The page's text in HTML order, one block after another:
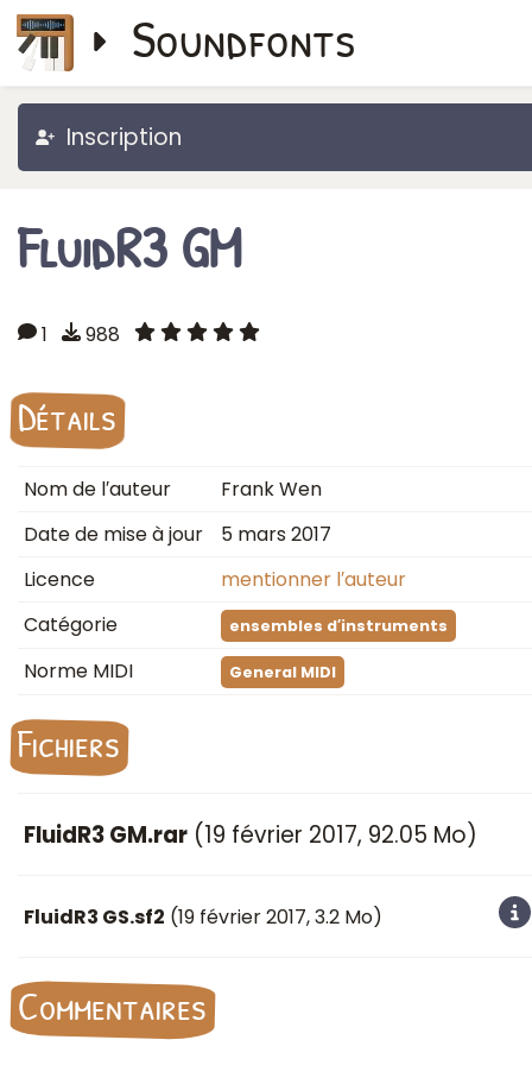
Soundfonts
Inscription
FluidR3 GM
1 988
Détails
Nom de l′auteur
Frank Wen
Date de mise à jour
5 mars 2017
Licence
mentionner l′auteur
Catégorie
ensembles d′instruments
Norme MIDI General MIDI
Fichiers
FluidR3 GM.rar (19 février 2017, 92.05 Mo)
FluidR3 GS.sf2 (19 février 2017, 3.2 Mo)
Commentaires